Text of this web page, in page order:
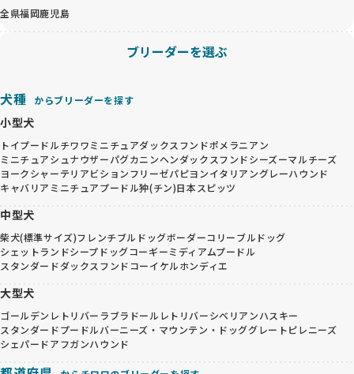
全県福岡鹿児島
ブリーダーを選ぶ
犬種 からブリーダーを探す
小型犬
トイプードルチワワミニチュアダックスフンドポメラニアン
ミニチュアシュナウザーパグカニンヘンダックスフンドシーズーマルチーズ
ヨークシャーテリアビションフリーゼパピヨンイタリアングレーハウンド
キャバリア ミニチュアプードル狆(チン)日本スピッツ
中型犬
柴犬(標準サイズ)フレンチブルドッグボーダーコリーブルドッグ
シェットランドシープドッグコーギーミディアムプードル
スタンダードダックスフンドコーイケルホンディエ
大型犬
ゴールデンレトリバー ラブラドールレトリバーシベリアンハスキー
スタンダードプードルバーニーズ・マウンテン・ドッググレートピレニーズ
シェパードアフガンハウンド